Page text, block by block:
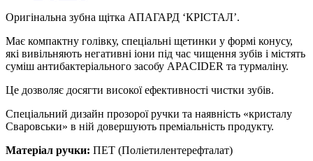
Оригінальна зубна щітка АПАГАРД ‘КРІСТАЛ’.
Має компактну голівку, спеціальні щетинки у формі конусу,
які вивільняють негативні іони під час чищення зубів і містять
суміш антибактеріального засобу APACIDER та турмаліну.
Це дозволяє досягти високої ефективності чистки зубів.
Спеціальний дизайн прозорої ручки та наявність «кристалу
Сваровськи» в ній довершують преміальність продукту.
Матеріал ручки: ПЕТ (Поліетилентерефталат)